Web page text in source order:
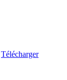
Télécharger